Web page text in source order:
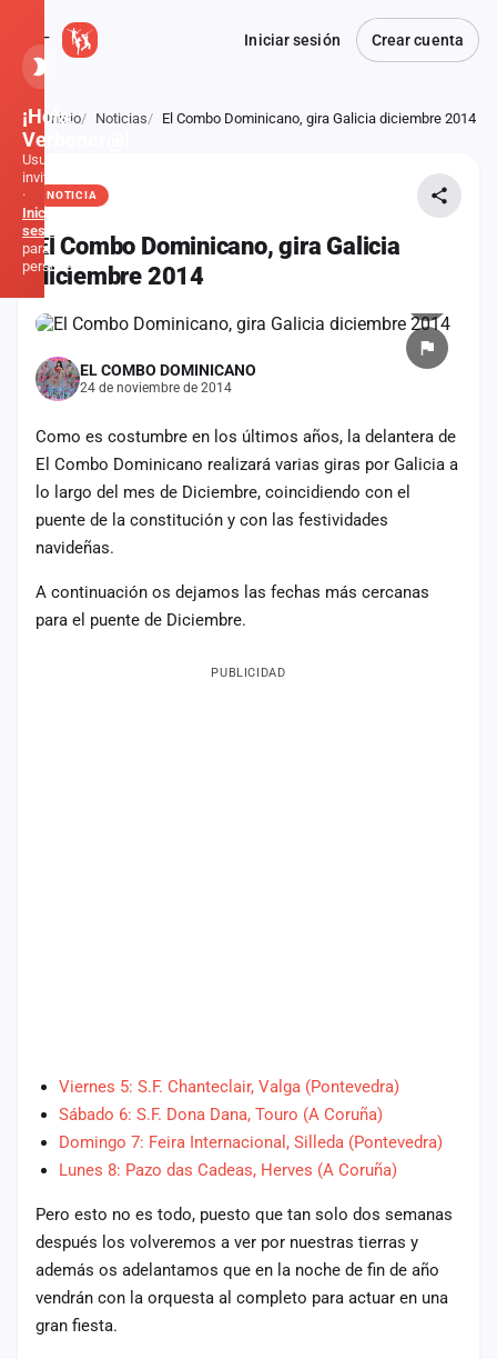
Iniciar sesión Crear cuenta
Atrás
Inicio Noticias El Combo Dominicano, gira Galicia diciembre 2014
NOTICIA
El Combo Dominicano, gira Galicia
diciembre 2014
EL COMBO DOMINICANO
24 de noviembre de 2014
Como es costumbre en los últimos años, la delantera de
El Combo Dominicano realizará varias giras por Galicia a
lo largo del mes de Diciembre, coincidiendo con el
puente de la constitución y con las festividades
navideñas.
A continuación os dejamos las fechas más cercanas
para el puente de Diciembre.
PUBLICIDAD
Viernes 5: S.F. Chanteclair, Valga (Pontevedra)
Sábado 6: S.F. Dona Dana, Touro (A Coruña)
Domingo 7: Feira Internacional, Silleda (Pontevedra)
Lunes 8: Pazo das Cadeas, Herves (A Coruña)
Pero esto no es todo, puesto que tan solo dos semanas
después los volveremos a ver por nuestras tierras y
además os adelantamos que en la noche de fin de año
vendrán con la orquesta al completo para actuar en una
gran fiesta.
¡Hola,
Verbener@!
Usuario
invitado
·
Inicia
sesión
para
personalizar
Inicio
Noticias
Formaciones
Fiestas
Mapa
de
Componentes
Contacto